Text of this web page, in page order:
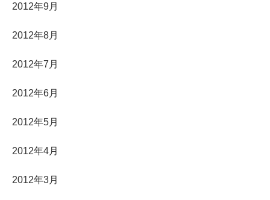
2012年9月
2012年8月
2012年7月
2012年6月
2012年5月
2012年4月
2012年3月